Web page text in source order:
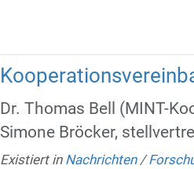
Dr. Thomas Bell (MINT-
Simone Bröcker,
Existiert in Nachrichten /